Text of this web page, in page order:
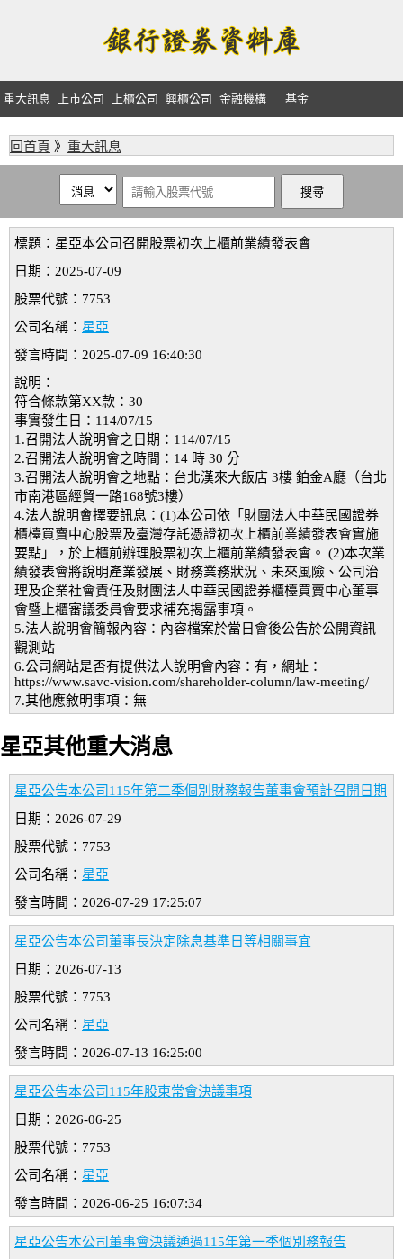
重大訊息 上市公司 上櫃公司 興櫃公司 金融機構 基金
回首頁 》 重大訊息
標題：星亞本公司召開股票初次上櫃前業績發表會
日期：2025-07-09
股票代號：7753
公司名稱： 星亞
發言時間：2025-07-09 16:40:30
說明：
符合條款第XX款：30
事實發生日：114/07/15
1.召開法人說明會之日期：114/07/15
2.召開法人說明會之時間：14 時 30 分
3.召開法人說明會之地點：台北漢來大飯店 3樓 鉑金A廳（台北
市南港區經貿一路168號3樓）
4.法人說明會擇要訊息：(1)本公司依「財團法人中華民國證券
櫃檯買賣中心股票及臺灣存託憑證初次上櫃前業績發表會實施
要點」，於上櫃前辦理股票初次上櫃前業績發表會。 (2)本次業
績發表會將說明產業發展、財務業務狀況、未來風險、公司治
理及企業社會責任及財團法人中華民國證券櫃檯買賣中心董事
會暨上櫃審議委員會要求補充揭露事項。
5.法人說明會簡報內容：內容檔案於當日會後公告於公開資訊
觀測站
6.公司網站是否有提供法人說明會內容：有，網址：
https://www.savc-vision.com/shareholder-column/law-meeting/
7.其他應敘明事項：無
星亞其他重大消息
星亞公告本公司115年第二季個別財務報告董事會預計召開日期
日期：2026-07-29
股票代號：7753
公司名稱： 星亞
發言時間：2026-07-29 17:25:07
星亞公告本公司董事長決定除息基準日等相關事宜
日期：2026-07-13
股票代號：7753
公司名稱： 星亞
發言時間：2026-07-13 16:25:00
星亞公告本公司115年股東常會決議事項
日期：2026-06-25
股票代號：7753
公司名稱： 星亞
發言時間：2026-06-25 16:07:34
星亞公告本公司董事會決議通過115年第一季個別務報告